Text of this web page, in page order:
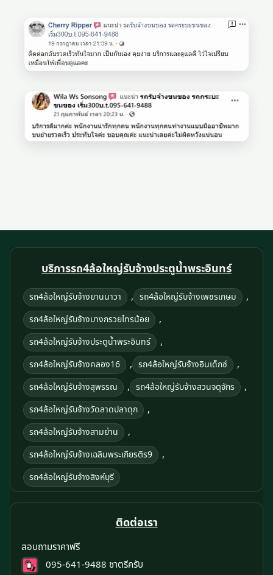
บริการรถ4ล้อใหญ่รับจ้างประตูน้ำพระอินทร์
รถ4ล้อใหญ่รับจ้างยานนาวา , รถ4ล้อใหญ่รับจ้างเพชรเกษม ,
รถ4ล้อใหญ่รับจ้างบางกรวยไทรน้อย ,
รถ4ล้อใหญ่รับจ้างประตูน้ำพระอินทร์ ,
รถ4ล้อใหญ่รับจ้างคลอง16 , รถ4ล้อใหญ่รับจ้างอินเด็กซ์ ,
รถ4ล้อใหญ่รับจ้างสุพรรณ , รถ4ล้อใหญ่รับจ้างสวนจตุจักร ,
รถ4ล้อใหญ่รับจ้างวัดลาดปลาดุก ,
รถ4ล้อใหญ่รับจ้างสามย่าน ,
รถ4ล้อใหญ่รับจ้างเฉลิมพระเกียรติร9 ,
รถ4ล้อใหญ่รับจ้างสิงห์บุรี
ติดต่อเรา
สอบถามราคาฟรี
095-641-9488 ชาตรีครับ